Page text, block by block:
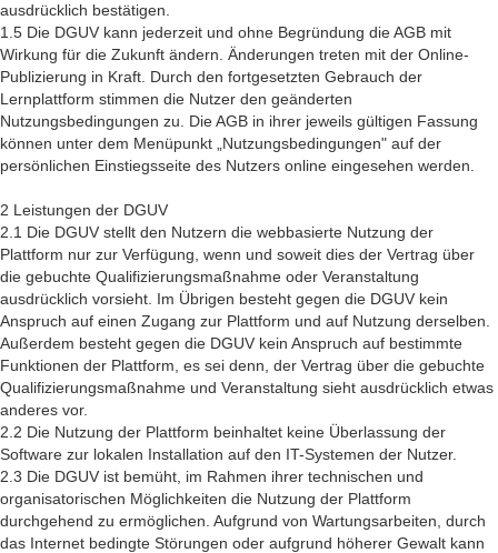
ausdrücklich bestätigen.
1.5 Die DGUV kann jederzeit und ohne Begründung die AGB mit
Wirkung für die Zukunft ändern. Änderungen treten mit der Online-
Publizierung in Kraft. Durch den fortgesetzten Gebrauch der
Lernplattform stimmen die Nutzer den geänderten
Nutzungsbedingungen zu. Die AGB in ihrer jeweils gültigen Fassung
können unter dem Menüpunkt „Nutzungsbedingungen" auf der
persönlichen Einstiegsseite des Nutzers online eingesehen werden.
2 Leistungen der DGUV
2.1 Die DGUV stellt den Nutzern die webbasierte Nutzung der
Plattform nur zur Verfügung, wenn und soweit dies der Vertrag über
die gebuchte Qualifizierungsmaßnahme oder Veranstaltung
ausdrücklich vorsieht. Im Übrigen besteht gegen die DGUV kein
Anspruch auf einen Zugang zur Plattform und auf Nutzung derselben.
Außerdem besteht gegen die DGUV kein Anspruch auf bestimmte
Funktionen der Plattform, es sei denn, der Vertrag über die gebuchte
Qualifizierungsmaßnahme und Veranstaltung sieht ausdrücklich etwas
anderes vor.
2.2 Die Nutzung der Plattform beinhaltet keine Überlassung der
Software zur lokalen Installation auf den IT-Systemen der Nutzer.
2.3 Die DGUV ist bemüht, im Rahmen ihrer technischen und
organisatorischen Möglichkeiten die Nutzung der Plattform
durchgehend zu ermöglichen. Aufgrund von Wartungsarbeiten, durch
das Internet bedingte Störungen oder aufgrund höherer Gewalt kann